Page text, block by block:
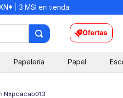
| 3 MSI en tienda
Ofertas
Papelería Papel
Nxpcacab013